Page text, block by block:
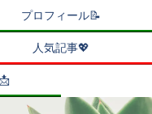
プロフィール📝
人気記事💖